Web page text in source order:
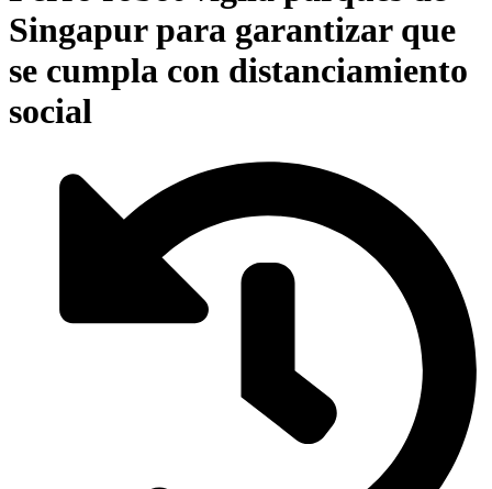
Singapur para garantizar que
se cumpla con distanciamiento
social